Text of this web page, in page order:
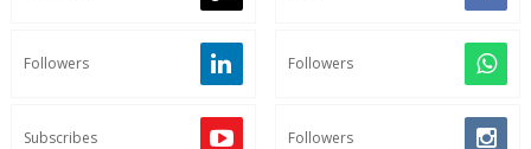
Followers
Followers
Followers
Subscribes